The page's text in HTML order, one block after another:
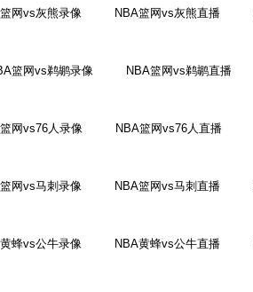
网vs灰熊录像 NBA篮网vs灰熊直播
篮网vs鹈鹕录像 NBA篮网vs鹈鹕直播
网vs76人录像 NBA篮网vs76人直播
网vs马刺录像 NBA篮网vs马刺直播
蜂vs公牛录像 NBA黄蜂vs公牛直播